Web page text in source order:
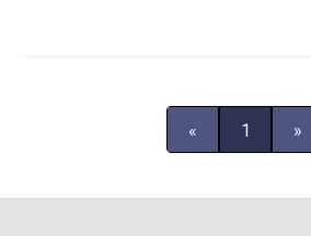
sendo 2 cobertas; - Condomínio
portaria 24h, Salão de Festas,
Convivência; - Próximo ao Novo Mercadão Da
« 1 »